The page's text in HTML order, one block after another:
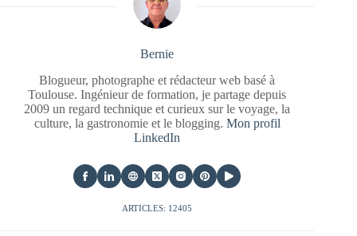
Bernie
Blogueur, photographe et rédacteur web basé à
Toulouse. Ingénieur de formation, je partage depuis
2009 un regard technique et curieux sur le voyage, la
culture, la gastronomie et le blogging. Mon profil
LinkedIn
ARTICLES: 12405